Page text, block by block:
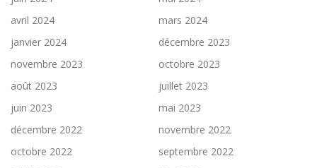
avril 2024
mars 2024
janvier 2024
décembre 2023
novembre 2023
octobre 2023
août 2023
juillet 2023
juin 2023
mai 2023
décembre 2022
novembre 2022
octobre 2022
septembre 2022